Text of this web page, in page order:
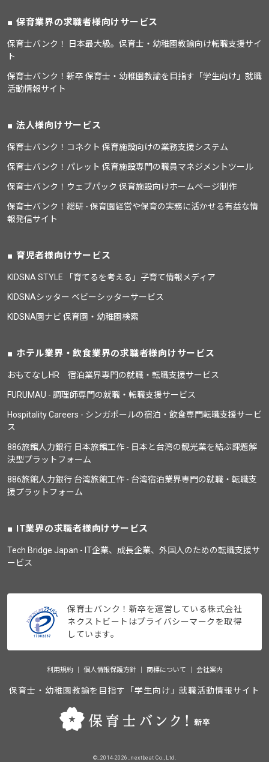
保育業界の求職者様向けサービス
保育士バンク！ 日本最大級。保育士・幼稚園教諭向け転職支援サイ
ト
保育士バンク！新卒 保育士・幼稚園教諭を目指す「学生向け」就職
活動情報サイト
法人様向けサービス
保育士バンク！コネクト 保育施設向けの業務支援システム
保育士バンク！パレット 保育施設専門の職員マネジメントツール
保育士バンク！ウェブパック 保育施設向けホームページ制作
保育士バンク！総研 - 保育園経営や保育の実務に活かせる有益な情
報発信サイト
育児者様向けサービス
KIDSNA STYLE 「育てるを考える」子育て情報メディア
KIDSNAシッター ベビーシッターサービス
KIDSNA園ナビ 保育園・幼稚園検索
ホテル業界・飲食業界の求職者様向けサービス
おもてなしHR 宿泊業界専門の就職・転職支援サービス
FURUMAU - 調理師専門の就職・転職支援サービス
Hospitality Careers - シンガポールの宿泊・飲食専門転職支援サービ
ス
886旅館人力銀行 日本旅館工作 - 日本と台湾の観光業を結ぶ課題解
決型プラットフォーム
886旅館人力銀行 台湾旅館工作 - 台湾宿泊業界専門の就職・転職支
援プラットフォーム
IT業界の求職者様向けサービス
Tech Bridge Japan - IT企業、成長企業、外国人のための転職支援サ
ービス
保育士バンク！新卒を運営している株式会社
ネクストビートはプライバシーマークを取得
しています。
利用規約 個人情報保護方針 商標について 会社案内
保育士・幼稚園教諭を目指す「学生向け」就職活動情報サイト
©_2014-2026_nextbeat Co., Ltd.